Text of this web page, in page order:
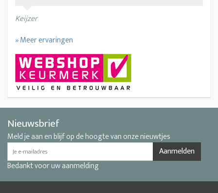
Keijzer
» Meer ervaringen
Nieuwsbrief
Meld je aan en blijf op de hoogte van onze nieuwtjes
Aanmelden
Bedankt voor uw aanmelding